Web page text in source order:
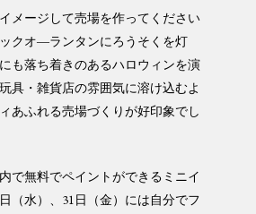
メージして売場を作ってください
クオ―ランタンにろうそくを灯
も落ち着きのあるハロウィンを演
具・雑貨店の雰囲気に溶け込むよ
あふれる売場づくりが好印象でし
で無料でペイントができるミニイ
（水）、31日（金）には自分でフ